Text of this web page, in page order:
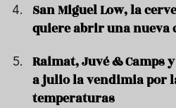
San Miguel Low, la
quiere abrir una nueva
Raimat, Juvé & Camps
a julio la vendimia por
temperaturas